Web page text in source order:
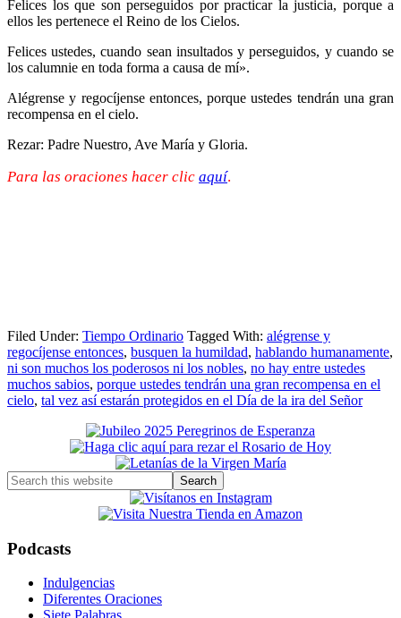
Felices los que son perseguidos por practicar la justicia, porque a
ellos les pertenece el Reino de los Cielos.
Felices ustedes, cuando sean insultados y perseguidos, y cuando se
los calumnie en toda forma a causa de mí».
Alégrense y regocíjense entonces, porque ustedes tendrán una gran
recompensa en el cielo.
Rezar: Padre Nuestro, Ave María y Gloria.
Para las oraciones hacer clic aquí.
Filed Under: Tiempo Ordinario Tagged With: alégrense y
regocíjense entonces, busquen la humildad, hablando humanamente,
ni son muchos los poderosos ni los nobles, no hay entre ustedes
muchos sabios, porque ustedes tendrán una gran recompensa en el
cielo, tal vez así estarán protegidos en el Día de la ira del Señor
Primary
Sidebar
Search
this
Podcasts
Indulgencias
Diferentes Oraciones